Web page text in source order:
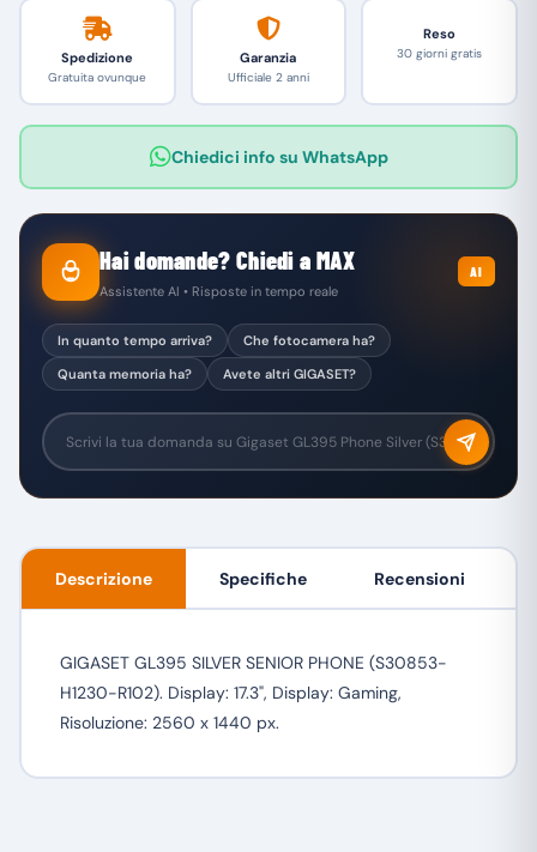
Spedizione
Gratuita ovunque
Garanzia
Ufficiale 2 anni
Reso
30 giorni gratis
Chiedici info su WhatsApp
Hai domande? Chiedi a MAX
Assistente AI • Risposte in tempo reale
AI
In quanto tempo arriva?
Che fotocamera ha?
Quanta memoria ha?
Avete altri GIGASET?
Descrizione Specifiche Recensioni
GIGASET GL395 SILVER SENIOR PHONE (S30853-
H1230-R102). Display: 17.3", Display: Gaming,
Risoluzione: 2560 x 1440 px.